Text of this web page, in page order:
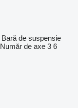
Bară de suspensie
Număr de axe 3 6